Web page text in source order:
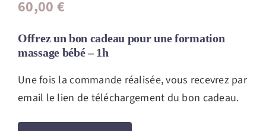
60,00 €
Offrez un bon cadeau pour une formation
massage bébé – 1h
Une fois la commande réalisée, vous recevrez par
email le lien de téléchargement du bon cadeau.